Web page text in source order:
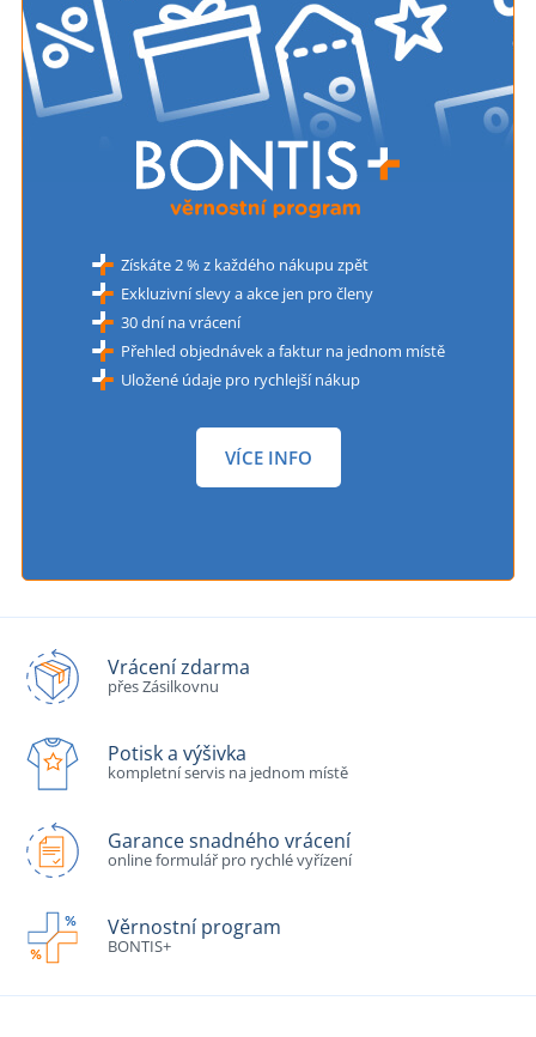
Získáte 2 % z každého nákupu zpět
Exkluzivní slevy a akce jen pro členy
30 dní na vrácení
Přehled objednávek a faktur na jednom místě
Uložené údaje pro rychlejší nákup
VÍCE INFO
Vrácení zdarma
přes Zásilkovnu
Potisk a výšivka
kompletní servis na jednom místě
Garance snadného vrácení
online formulář pro rychlé vyřízení
Věrnostní program
BONTIS+